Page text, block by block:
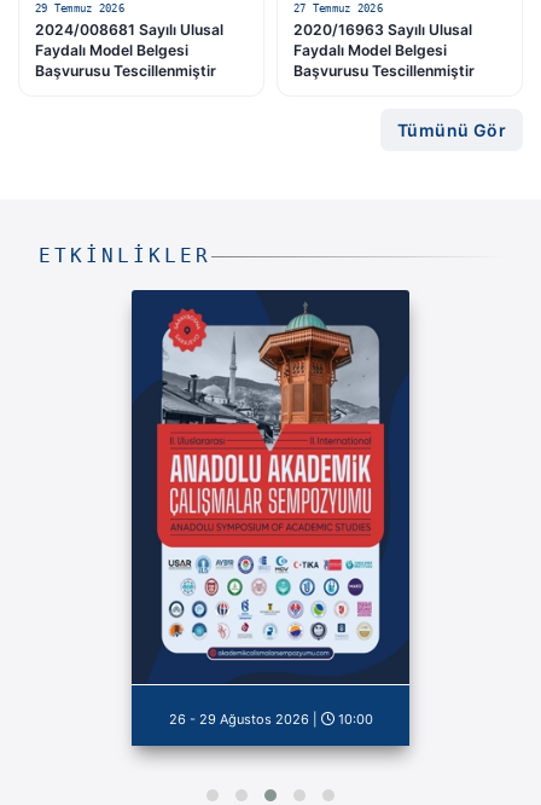
29 Temmuz 2026
2024/008681 Sayılı Ulusal
Faydalı Model Belgesi
Başvurusu Tescillenmiştir
27 Temmuz 2026
2020/16963 Sayılı Ulusal
Faydalı Model Belgesi
Başvurusu Tescillenmiştir
Tümünü Gör
ETKINLIKLER
II. Uluslararası Anadolu
26 - 29 Ağustos 2026 10:00